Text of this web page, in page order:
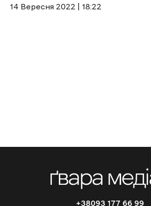
14 Вересня 2022 | 18:22
+38093 177 66 99